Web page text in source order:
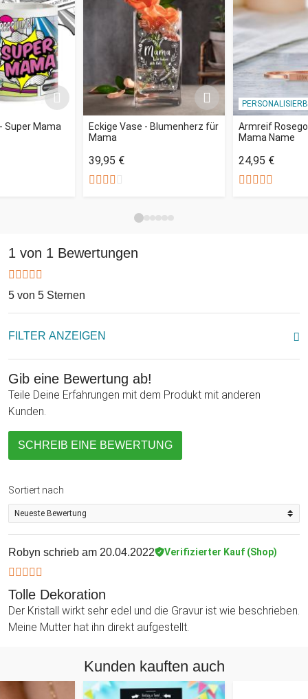
Super Mama
Eckige Vase - Blumenherz für
Mama
39,95 €
Armreif
Mama Name
24,95 €
1 von 1 Bewertungen
5 von 5 Sternen
FILTER ANZEIGEN
Gib eine Bewertung ab!
Teile Deine Erfahrungen mit dem Produkt mit anderen
Kunden.
SCHREIB EINE BEWERTUNG
Sortiert nach
Robyn schrieb am 20.04.2022 Verifizierter Kauf (Shop)
Tolle Dekoration
Der Kristall wirkt sehr edel und die Gravur ist wie beschrieben.
Meine Mutter hat ihn direkt aufgestellt.
Kunden kauften auch